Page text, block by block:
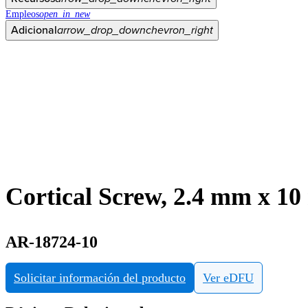
Empleosopen_in_new
Adicionalarrow_drop_downchevron_right
Cortical Screw, 2.4 mm x
AR-18724-10
Solicitar información del producto Ver eDFU